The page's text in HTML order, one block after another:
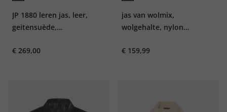
JP 1880 leren jas, leer,
geitensuède,
€ 269,00
jas van wolmix,
wolgehalte, nylon
7XL
€ 159,99